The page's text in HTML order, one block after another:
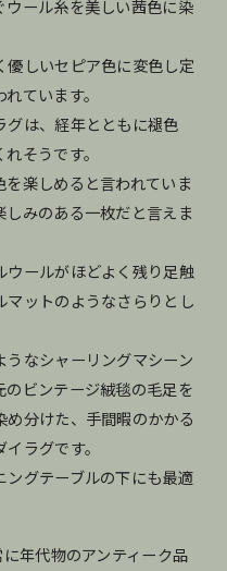
ール糸を美しい茜色に染
しいセピア色に変色し定
ています。
グは、経年とともに褪色
そうです。
楽しめると言われていま
みのある一枚だと言えま
ールがほどよく残り足触
マットのようなさらりとし
なシャーリングマシーン
ビンテージ絨毯の毛足を
分けた、手間暇のかかる
ラグです。
ングテーブルの下にも最適
年代物のアンティーク品